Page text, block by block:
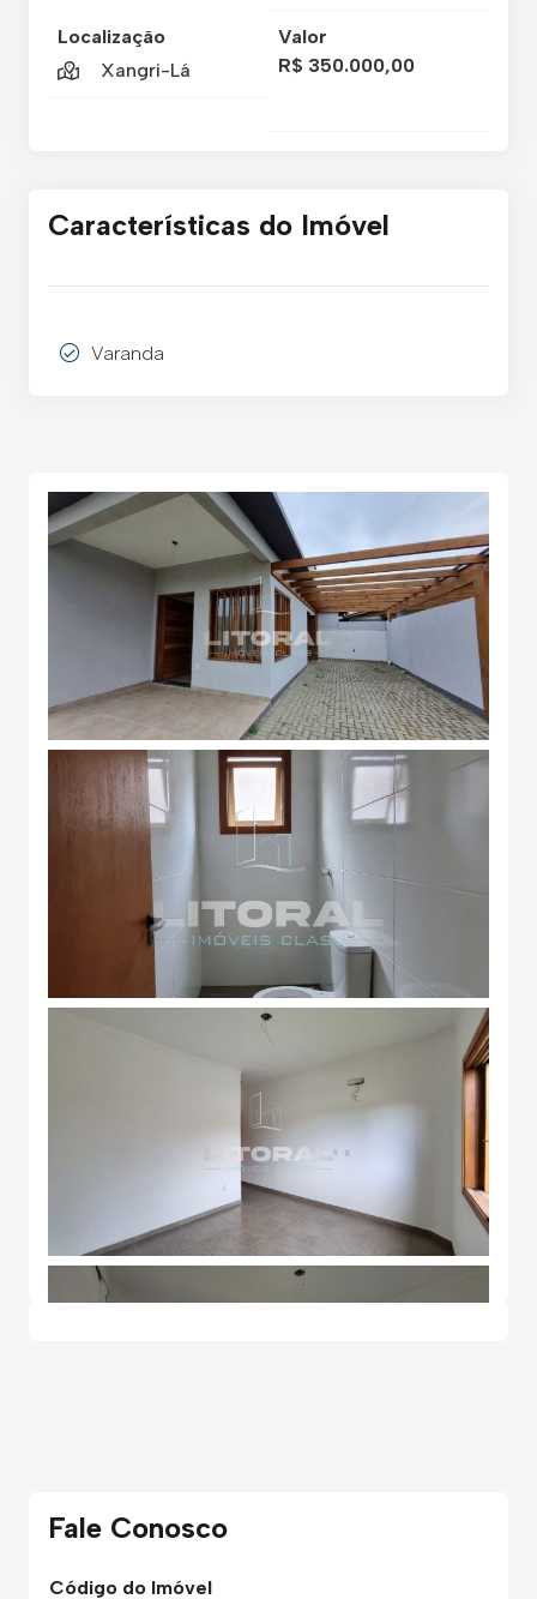
Localização
Xangri-Lá
Valor
R$ 350.000,00
Características do Imóvel
Varanda
Fale Conosco
Código do Imóvel